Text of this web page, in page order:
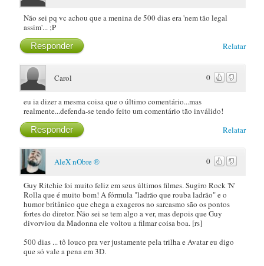
Não sei pq vc achou que a menina de 500 dias era 'nem tão legal
assim'... ;P
Relatar
Responder
0
Carol
eu ia dizer a mesma coisa que o último comentário...mas
realmente...defenda-se tendo feito um comentário tão inválido!
Relatar
Responder
0
AleX nObre ®
Guy Ritchie foi muito feliz em seus últimos filmes. Sugiro Rock 'N'
Rolla que é muito bom! A fórmula "ladrão que rouba ladrão" e o
humor britânico que chega a exageros no sarcasmo são os pontos
fortes do diretor. Não sei se tem algo a ver, mas depois que Guy
divorviou da Madonna ele voltou a filmar coisa boa. [rs]
500 dias ... tô louco pra ver justamente pela trilha e Avatar eu digo
que só vale a pena em 3D.